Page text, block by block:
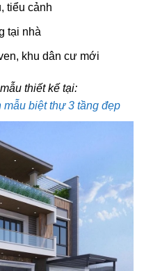
tiểu cảnh
tại nhà
khu dân cư mới
thiết kế tại:
biệt thự 3 tầng đẹp